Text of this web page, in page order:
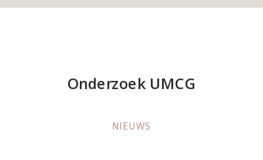
Onderzoek UMCG
NIEUWS